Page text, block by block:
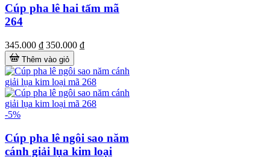
Cúp pha lê hai tấm mã
264
345.000 ₫ 350.000 ₫
Thêm vào giỏ
-5%
Cúp pha lê ngôi sao năm
cánh giải lụa kim loại